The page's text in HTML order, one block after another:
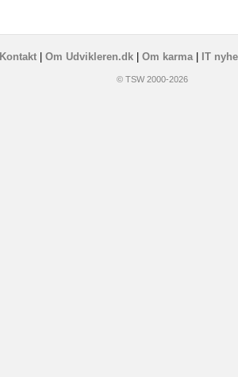
Kontakt| Om Udvikleren.dk| Om karma| IT
© TSW 2000-2026